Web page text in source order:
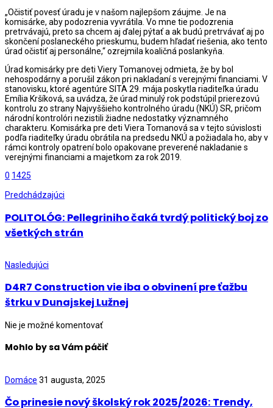
„Očistiť povesť úradu je v našom najlepšom záujme. Je na
komisárke, aby podozrenia vyvrátila. Vo mne tie podozrenia
pretrvávajú, preto sa chcem aj ďalej pýtať a ak budú pretrvávať aj po
skončení poslaneckého prieskumu, budem hľadať riešenia, ako tento
úrad očistiť aj personálne,“ ozrejmila koaličná poslankyňa.
Úrad komisárky pre deti Viery Tomanovej odmieta, že by bol
nehospodárny a porušil zákon pri nakladaní s verejnými financiami. V
stanovisku, ktoré agentúre SITA 29. mája poskytla riaditeľka úradu
Emília Kršíková, sa uvádza, že úrad minulý rok podstúpil prierezovú
kontrolu zo strany Najvyššieho kontrolného úradu (NKÚ) SR, pričom
národní kontrolóri nezistili žiadne nedostatky významného
charakteru. Komisárka pre deti Viera Tomanová sa v tejto súvislosti
podľa riaditeľky úradu obrátila na predsedu NKÚ a požiadala ho, aby v
rámci kontroly opatrení bolo opakovane preverené nakladanie s
verejnými financiami a majetkom za rok 2019.
0 1425
Predchádzajúci
POLITOLÓG: Pellegriniho čaká tvrdý politický boj zo
všetkých strán
Nasledujúci
D4R7 Construction vie iba o obvinení pre ťažbu
štrku v Dunajskej Lužnej
Nie je možné komentovať
Mohlo by sa Vám páčiť
Domáce 31 augusta, 2025
Čo prinesie nový školský rok 2025/2026: Trendy,